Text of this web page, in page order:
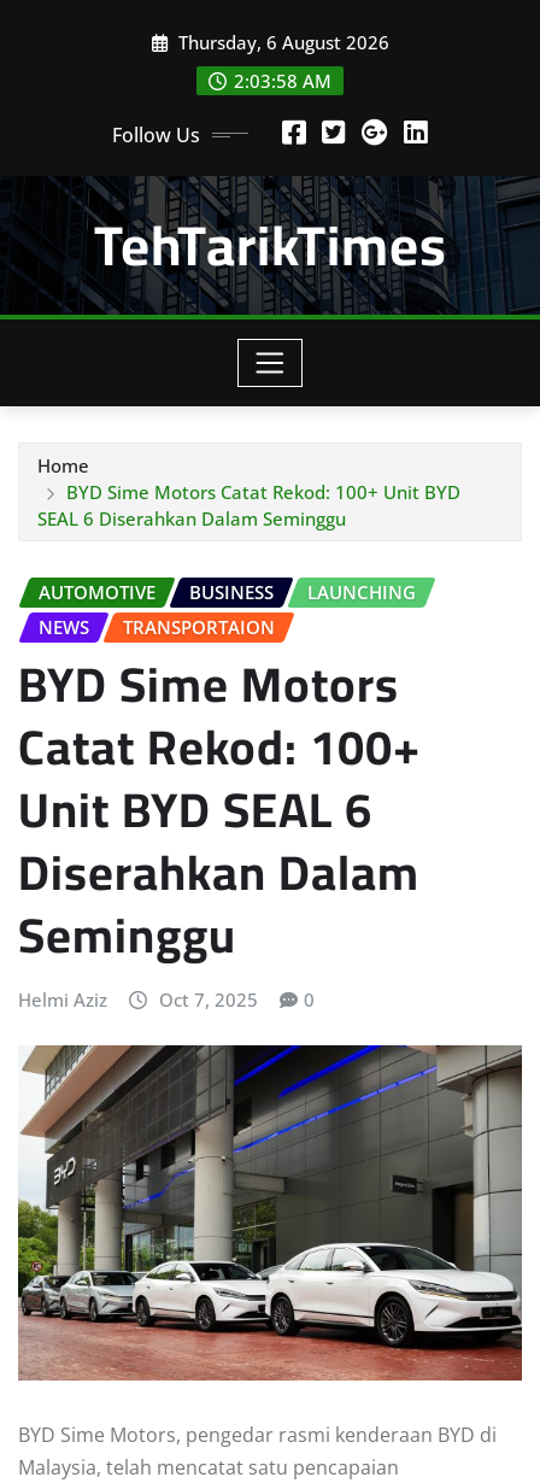
Thursday, 6 August 2026
2:04:00 AM
Follow Us
TehTarikTimes
Home
BYD Sime Motors Catat Rekod: 100+ Unit BYD
SEAL 6 Diserahkan Dalam Seminggu
AUTOMOTIVE BUSINESS
LAUNCHING
NEWS
TRANSPORTAION
BYD Sime Motors
Catat Rekod: 100+
Unit BYD SEAL 6
Diserahkan Dalam
Seminggu
Helmi Aziz Oct 7, 2025 0
BYD Sime Motors, pengedar rasmi kenderaan BYD di
Malaysia, telah mencatat satu pencapaian